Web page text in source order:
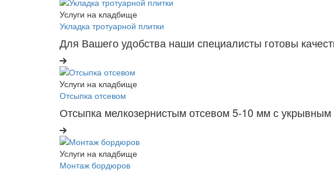
Услуги на кладбище
Укладка тротуарной плитки
Для Вашего удобства наши специалисты готовы
Услуги на кладбище
Отсыпка отсевом
Отсыпка мелкозернистым отсевом 5-10 мм с
Услуги на кладбище
Монтаж бордюров